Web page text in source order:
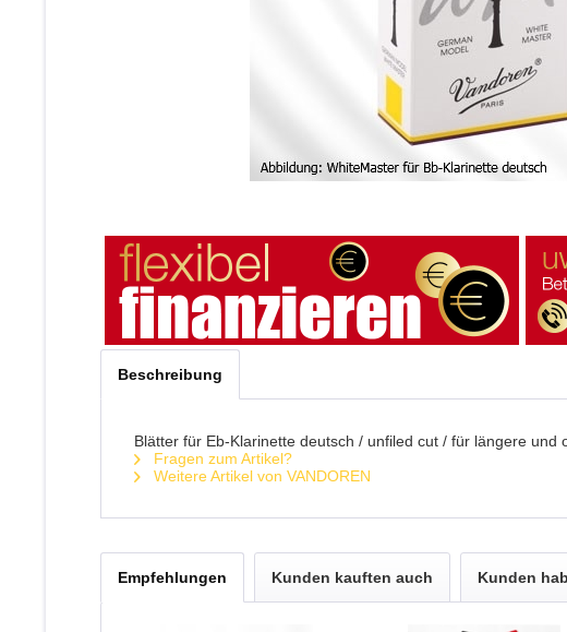
Beschreibung
Blätter für Eb-Klarinette deutsch / unfiled cut / für längere
Fragen zum Artikel?
Weitere Artikel von VANDOREN
Empfehlungen Kunden kauften auch Kunden